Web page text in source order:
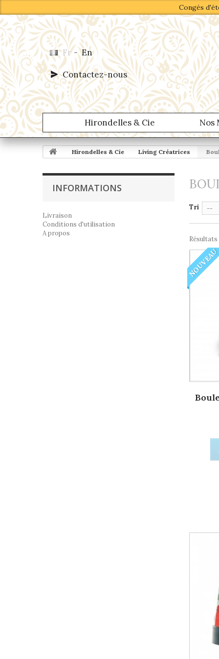
Congés
Fr - En
Contactez-nous
Hirondelles & Cie Nos
Hirondelles & Cie Living Créatrices
INFORMATIONS
Livraison
Conditions d'utilisation
A propos
Tri --
Résultats
NOUVEAU